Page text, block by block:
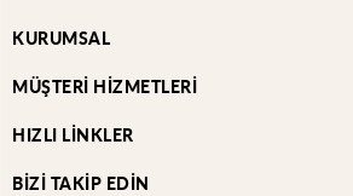
KURUMSAL
MÜŞTERİ HİZMETLERİ
HIZLI LİNKLER
BİZİ TAKİP EDİN